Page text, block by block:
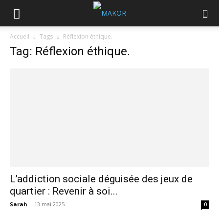
Accueil Tags Réflexion éthique.
Tag: Réflexion éthique.
L’addiction sociale déguisée des jeux de
quartier : Revenir à soi...
Sarah - 13 mai 2025 0